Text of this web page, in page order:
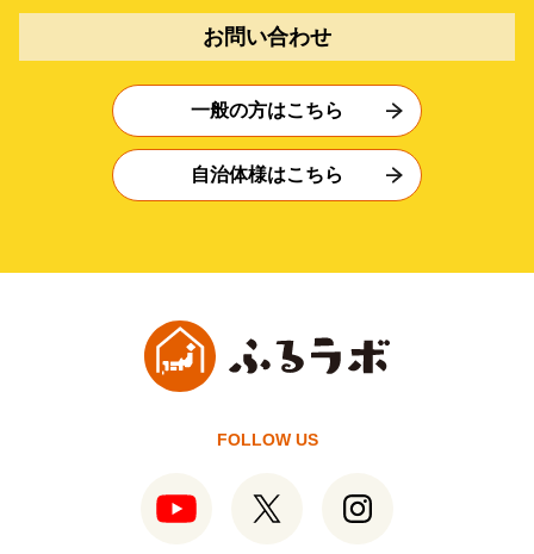
お問い合わせ
一般の方はこちら
自治体様はこちら
FOLLOW US